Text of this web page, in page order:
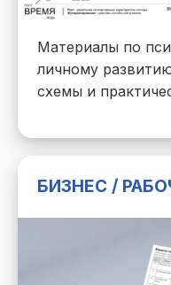
Материалы по
личному
схемы и
БИЗНЕС /